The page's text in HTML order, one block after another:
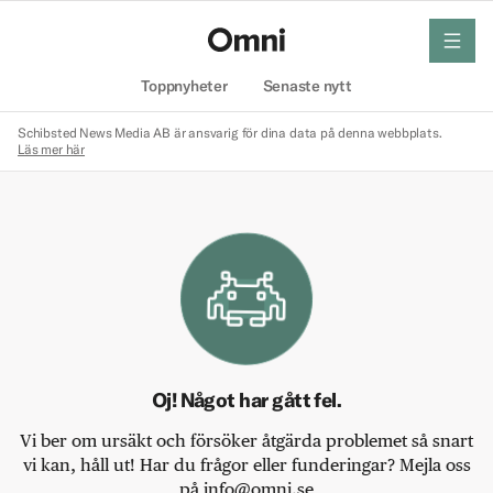
Toppnyheter Senaste nytt
meny
Schibsted News Media AB är ansvarig för dina data på denna webbplats.
Läs mer här
Oj! Något har gått fel.
Vi ber om ursäkt och försöker åtgärda problemet så snart
vi kan, håll ut! Har du frågor eller funderingar? Mejla oss